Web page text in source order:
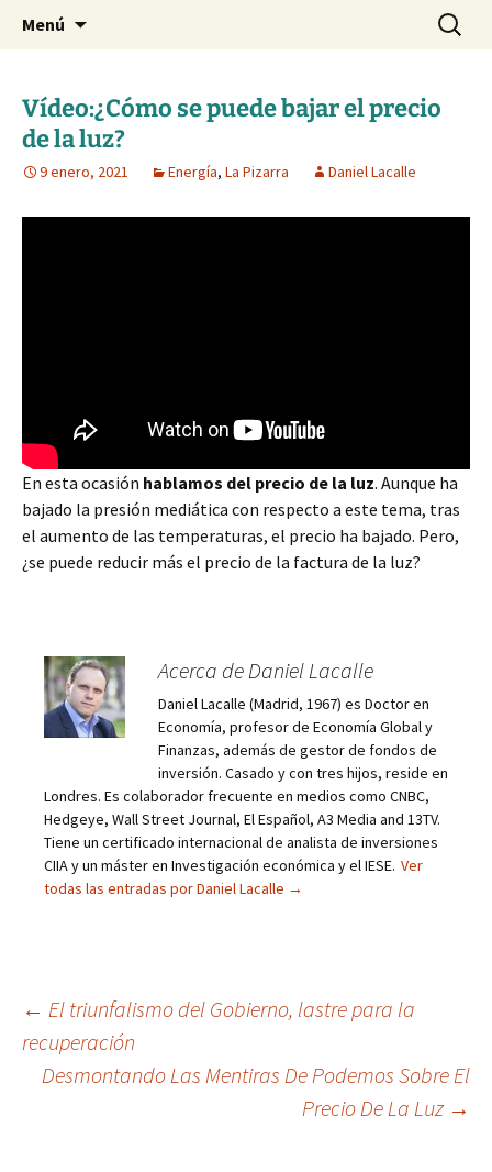
dlacalle.com
Blog de Daniel Lacalle
Menú Buscar:
Vídeo:¿Cómo se puede bajar el precio
de la luz?
9 enero, 2021 Energía, La Pizarra Daniel Lacalle
En esta ocasión hablamos del precio de la luz. Aunque ha
bajado la presión mediática con respecto a este tema, tras
el aumento de las temperaturas, el precio ha bajado. Pero,
¿se puede reducir más el precio de la factura de la luz?
Acerca de Daniel Lacalle
Daniel Lacalle (Madrid, 1967) es Doctor en
Economía, profesor de Economía Global y
Finanzas, además de gestor de fondos de
inversión. Casado y con tres hijos, reside en
Londres. Es colaborador frecuente en medios como CNBC,
Hedgeye, Wall Street Journal, El Español, A3 Media and 13TV.
Tiene un certificado internacional de analista de inversiones
CIIA y un máster en Investigación económica y el IESE. Ver
todas las entradas por Daniel Lacalle →
Navegación
de
← El triunfalismo del Gobierno, lastre para la
recuperación
Desmontando Las Mentiras De Podemos Sobre El
Precio De La Luz →